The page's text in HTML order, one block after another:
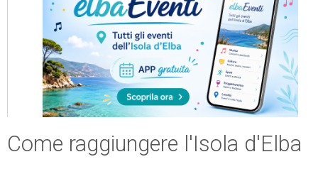
Come raggiungere l'Isola d'Elba